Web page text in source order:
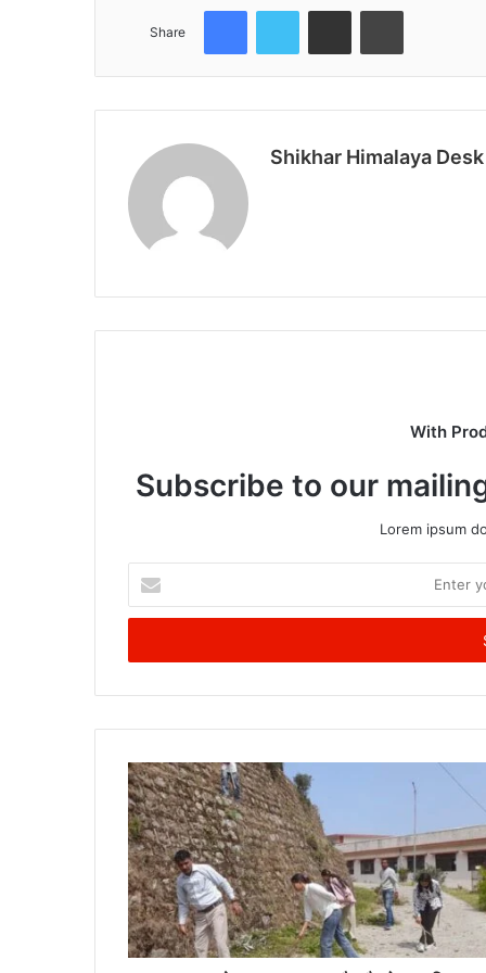
Share
FacebookTwitter Share via Email Print
Shikhar Himalaya Desk
With
Subscribe to our
Lorem ipsum
your
Email